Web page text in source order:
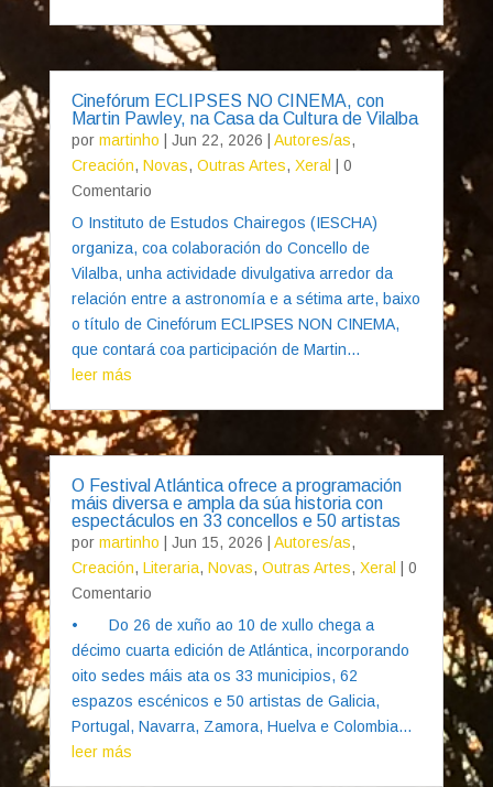
Cinefórum ECLIPSES NO CINEMA, con
Martin Pawley, na Casa da Cultura de Vilalba
por martinho Jun 22, 2026 Autores/as,
Creación, Novas, Outras Artes, Xeral
| 0
Comentario
O Instituto de Estudos Chairegos (IESCHA)
organiza, coa colaboración do Concello de
Vilalba, unha actividade divulgativa arredor da
relación entre a astronomía e a sétima arte, baixo
o título de Cinefórum ECLIPSES NON CINEMA,
que contará coa participación de Martin...
leer más
O Festival Atlántica ofrece a programación
máis diversa e ampla da súa historia con
espectáculos en 33 concellos e 50 artistas
por martinho Jun 15, 2026 Autores/as,
Creación, Literaria, Novas, Outras Artes, Xeral
| 0
Comentario
• Do 26 de xuño ao 10 de xullo chega a
décimo cuarta edición de Atlántica, incorporando
oito sedes máis ata os 33 municipios, 62
espazos escénicos e 50 artistas de Galicia,
Portugal, Navarra, Zamora, Huelva e Colombia...
leer más